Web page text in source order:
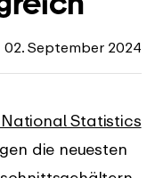
02. September 2024
Statistics
die neuesten